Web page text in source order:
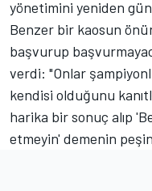
yönetimini yeniden
Benzer bir kaosun
başvurup
verdi: "Onlar
kendisi olduğunu
harika bir sonuç alıp
etmeyin' demenin